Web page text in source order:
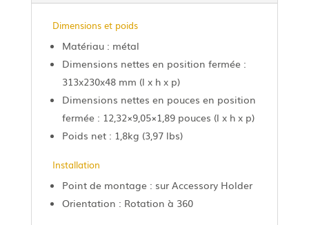
Dimensions et poids
Matériau : métal
Dimensions nettes en position fermée :
313x230x48 mm (l x h x p)
Dimensions nettes en pouces en position
fermée : 12,32×9,05×1,89 pouces (l x h x p)
Poids net : 1,8kg (3,97 lbs)
Installation
Point de montage : sur Accessory Holder
Orientation : Rotation à 360